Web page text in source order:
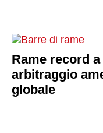
Rame record
arbitraggio
globale